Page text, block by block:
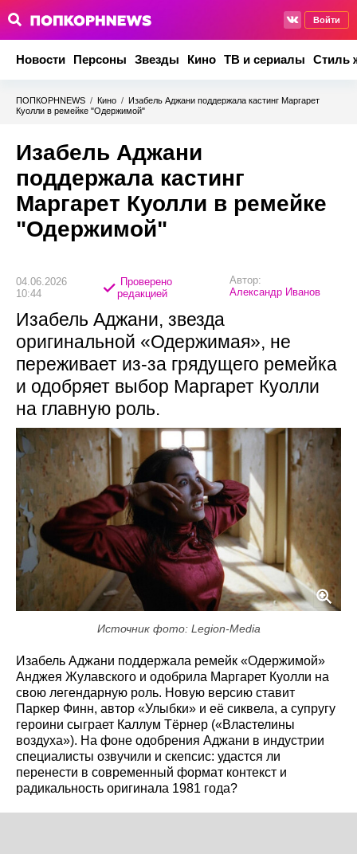
Войти
Новости Персоны Звезды Кино ТВ и сериалы Стиль
ПОПКОРНNEWS / Кино / Изабель Аджани поддержала кастинг Маргарет
Куолли в ремейке "Одержимой"
Изабель Аджани
поддержала кастинг
Маргарет Куолли в ремейке
"Одержимой"
04.06.2026
10:44
Проверено
редакцией
Автор:
Александр Иванов
Изабель Аджани, звезда
оригинальной «Одержимая», не
переживает из‑за грядущего ремейка
и одобряет выбор Маргарет Куолли
на главную роль.
Источник фото: Legion-Media
Изабель Аджани поддержала ремейк «Одержимой»
Анджея Жулавского и одобрила Маргарет Куолли на
свою легендарную роль. Новую версию ставит
Паркер Финн, автор «Улыбки» и её сиквела, а супругу
героини сыграет Каллум Тёрнер («Властелины
воздуха»). На фоне одобрения Аджани в индустрии
специалисты озвучили и скепсис: удастся ли
перенести в современный формат контекст и
радикальность оригинала 1981 года?